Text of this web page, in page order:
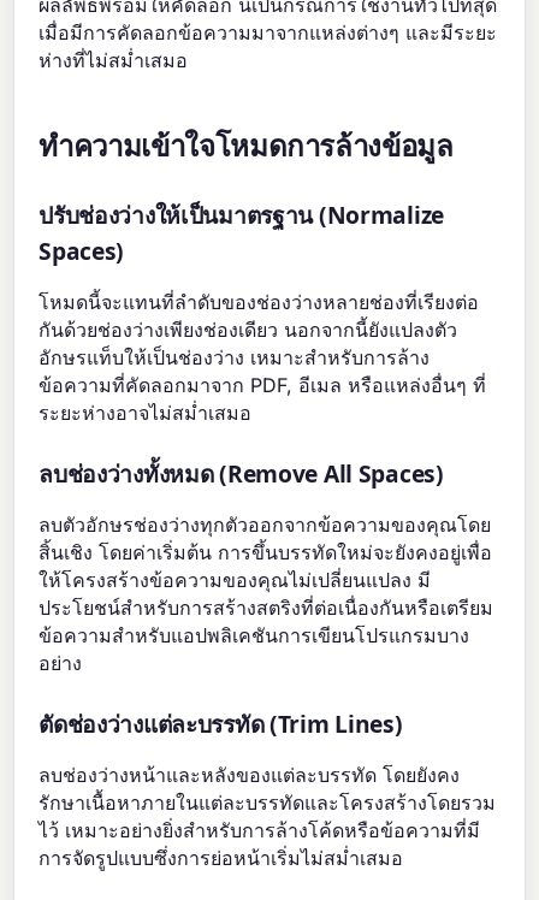
เมื่อมีการคัดลอกข้อความมาจากแหล่งต่างๆ และมีระยะ
ห่างที่ไม่สม่ำเสมอ
ทำความเข้าใจโหมดการล้างข้อมูล
ปรับช่องว่างให้เป็นมาตรฐาน (Normalize
Spaces)
โหมดนี้จะแทนที่ลำดับของช่องว่างหลายช่องที่เรียงต่อ
กันด้วยช่องว่างเพียงช่องเดียว นอกจากนี้ยังแปลงตัว
อักษรแท็บให้เป็นช่องว่าง เหมาะสำหรับการล้าง
ข้อความที่คัดลอกมาจาก PDF, อีเมล หรือแหล่งอื่นๆ ที่
ระยะห่างอาจไม่สม่ำเสมอ
ลบช่องว่างทั้งหมด (Remove All Spaces)
ลบตัวอักษรช่องว่างทุกตัวออกจากข้อความของคุณโดย
สิ้นเชิง โดยค่าเริ่มต้น การขึ้นบรรทัดใหม่จะยังคงอยู่เพื่อ
ให้โครงสร้างข้อความของคุณไม่เปลี่ยนแปลง มี
ประโยชน์สำหรับการสร้างสตริงที่ต่อเนื่องกันหรือเตรียม
ข้อความสำหรับแอปพลิเคชันการเขียนโปรแกรมบาง
อย่าง
ตัดช่องว่างแต่ละบรรทัด (Trim Lines)
ลบช่องว่างหน้าและหลังของแต่ละบรรทัด โดยยังคง
รักษาเนื้อหาภายในแต่ละบรรทัดและโครงสร้างโดยรวม
ไว้ เหมาะอย่างยิ่งสำหรับการล้างโค้ดหรือข้อความที่มี
การจัดรูปแบบซึ่งการย่อหน้าเริ่มไม่สม่ำเสมอ